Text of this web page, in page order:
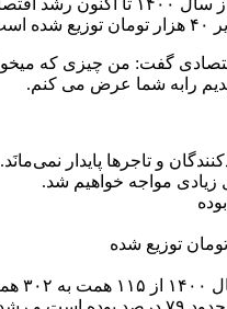
اقتصادی گفت: من چیزی که
رابه شما عرض می کنم.
و تاجرها پایدار نمی‌مانَد.
زیادی مواجه خواهیم شد.